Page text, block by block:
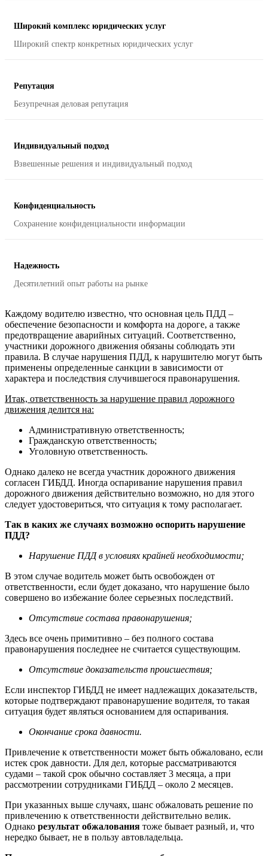
Широкий комплекс юридических услуг
Широкий спектр конкретных юридических услуг
Репутация
Безупречная деловая репутация
Индивидуальный подход
Взвешенные решения и индивидуальный подход
Конфиденциальность
Сохранение конфиденциальности информации
Надежность
Десятилетний опыт работы на рынке
Каждому водителю известно, что основная цель ПДД –
обеспечение безопасности и комфорта на дороге, а также
предотвращение аварийных ситуаций. Соответственно,
участники дорожного движения обязаны соблюдать эти
правила. В случае нарушения ПДД, к нарушителю могут быть
применены определенные санкции в зависимости от
характера и последствия случившегося правонарушения.
Итак, ответственность за нарушение правил дорожного
движения делится на:
Административную ответственность;
Гражданскую ответственность;
Уголовную ответственность.
Однако далеко не всегда участник дорожного движения
согласен ГИБДД. Иногда оспаривание нарушения правил
дорожного движения действительно возможно, но для этого
следует удостовериться, что ситуация к тому располагает.
Так в каких же случаях возможно оспорить нарушение
ПДД?
Нарушение ПДД в условиях крайней необходимости;
В этом случае водитель может быть освобожден от
ответственности, если будет доказано, что нарушение было
совершено во избежание более серьезных последствий.
Отсутствие состава правонарушения;
Здесь все очень примитивно – без полного состава
правонарушения последнее не считается существующим.
Отсутствие доказательств происшествия;
Если инспектор ГИБДД не имеет надлежащих доказательств,
которые подтверждают правонарушение водителя, то такая
ситуация будет являться основанием для оспаривания.
Окончание срока давности.
Привлечение к ответственности может быть обжаловано, если
истек срок давности. Для дел, которые рассматриваются
судами – такой срок обычно составляет 3 месяца, а при
рассмотрении сотрудниками ГИБДД – около 2 месяцев.
При указанных выше случаях, шанс обжаловать решение по
привлечению к ответственности действительно велик.
Однако результат обжалования тоже бывает разный, и, что
нередко бывает, не в пользу автовладельца.